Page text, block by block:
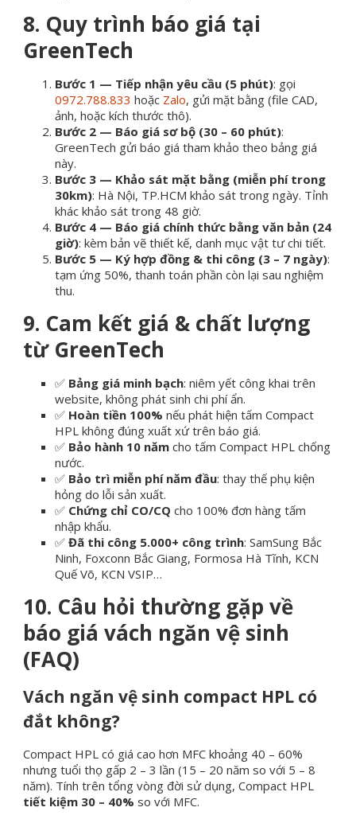
8. Quy trình báo giá tại
GreenTech
Bước 1 — Tiếp nhận yêu cầu (5 phút): gọi
0972.788.833 hoặc Zalo, gửi mặt bằng (file CAD,
ảnh, hoặc kích thước thô).
Bước 2 — Báo giá sơ bộ (30 – 60 phút):
GreenTech gửi báo giá tham khảo theo bảng giá
này.
Bước 3 — Khảo sát mặt bằng (miễn phí trong
30km): Hà Nội, TP.HCM khảo sát trong ngày. Tỉnh
khác khảo sát trong 48 giờ.
Bước 4 — Báo giá chính thức bằng văn bản (24
giờ): kèm bản vẽ thiết kế, danh mục vật tư chi tiết.
Bước 5 — Ký hợp đồng & thi công (3 – 7 ngày):
tạm ứng 50%, thanh toán phần còn lại sau nghiệm
thu.
9. Cam kết giá & chất lượng
từ GreenTech
✅ Bảng giá minh bạch: niêm yết công khai trên
website, không phát sinh chi phí ẩn.
✅ Hoàn tiền 100% nếu phát hiện tấm Compact
HPL không đúng xuất xứ trên báo giá.
✅ Bảo hành 10 năm cho tấm Compact HPL chống
nước.
✅ Bảo trì miễn phí năm đầu: thay thế phụ kiện
hỏng do lỗi sản xuất.
✅ Chứng chỉ CO/CQ cho 100% đơn hàng tấm
nhập khẩu.
✅ Đã thi công 5.000+ công trình: SamSung Bắc
Ninh, Foxconn Bắc Giang, Formosa Hà Tĩnh, KCN
Quế Võ, KCN VSIP…
10. Câu hỏi thường gặp về
báo giá vách ngăn vệ sinh
(FAQ)
Vách ngăn vệ sinh compact HPL có
đắt không?
Compact HPL có giá cao hơn MFC khoảng 40 – 60%
nhưng tuổi thọ gấp 2 – 3 lần (15 – 20 năm so với 5 – 8
năm). Tính trên tổng vòng đời sử dụng, Compact HPL
tiết kiệm 30 – 40% so với MFC.